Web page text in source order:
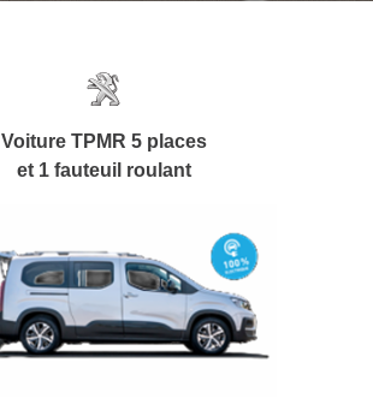
Voiture TPMR 5 places
et 1 fauteuil roulant